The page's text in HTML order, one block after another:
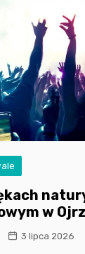
w
3 lipca 2026